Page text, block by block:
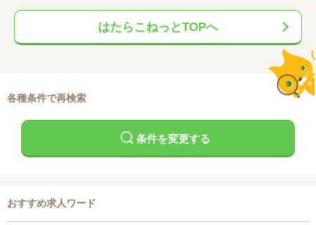
はたらこねっとTOPへ
各種条件で再検索
条件を変更する
おすすめ求人ワード